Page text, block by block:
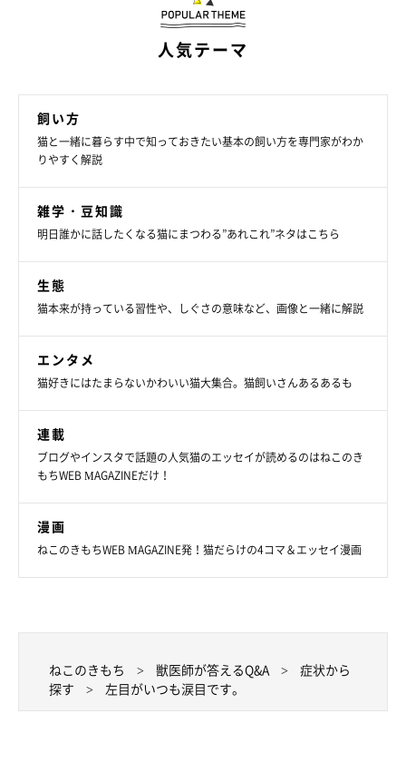
人気テーマ
飼い方
猫と一緒に暮らす中で知っておきたい基本の飼い方を専門家がわか
りやすく解説
雑学・豆知識
明日誰かに話したくなる猫にまつわる”あれこれ”ネタはこちら
生態
猫本来が持っている習性や、しぐさの意味など、画像と一緒に解説
エンタメ
猫好きにはたまらないかわいい猫大集合。猫飼いさんあるあるも
連載
ブログやインスタで話題の人気猫のエッセイが読めるのはねこのき
もちWEB MAGAZINEだけ！
漫画
ねこのきもちWEB MAGAZINE発！猫だらけの4コマ＆エッセイ漫画
ねこのきもち 獣医師が答えるQ&A
症状から
探す
左目がいつも涙目です。